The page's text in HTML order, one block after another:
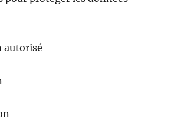
autorisé